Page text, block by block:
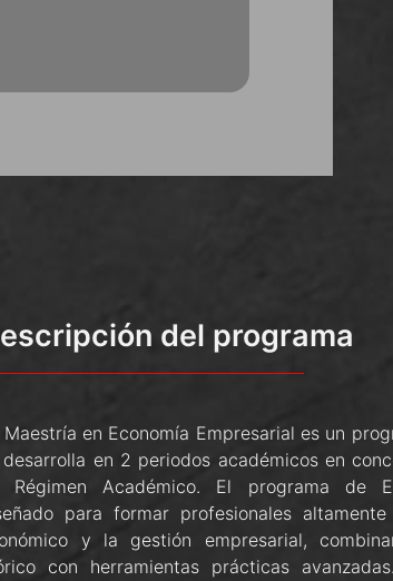
del programa
Maestría en Economía Empresarial es un
desarrolla en 2 periodos académicos en
Régimen Académico. El programa de
para formar profesionales
y la gestión empresarial,
con herramientas prácticas